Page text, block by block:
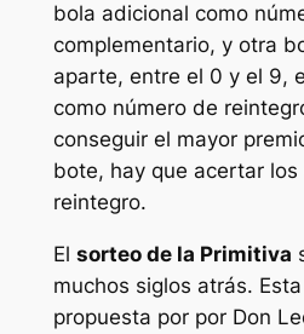
bola adicional como
complementario, y otra
aparte, entre el 0 y el 9,
como número de
conseguir el mayor
bote, hay que acertar
reintegro.
El sorteo de la Primitiva
muchos siglos atrás.
propuesta por por Don